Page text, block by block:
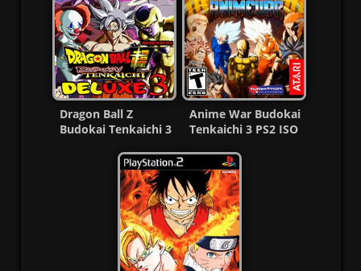
Dragon Ball Z
Budokai Tenkaichi 3
Anime War Budokai
Tenkaichi 3 PS2 ISO